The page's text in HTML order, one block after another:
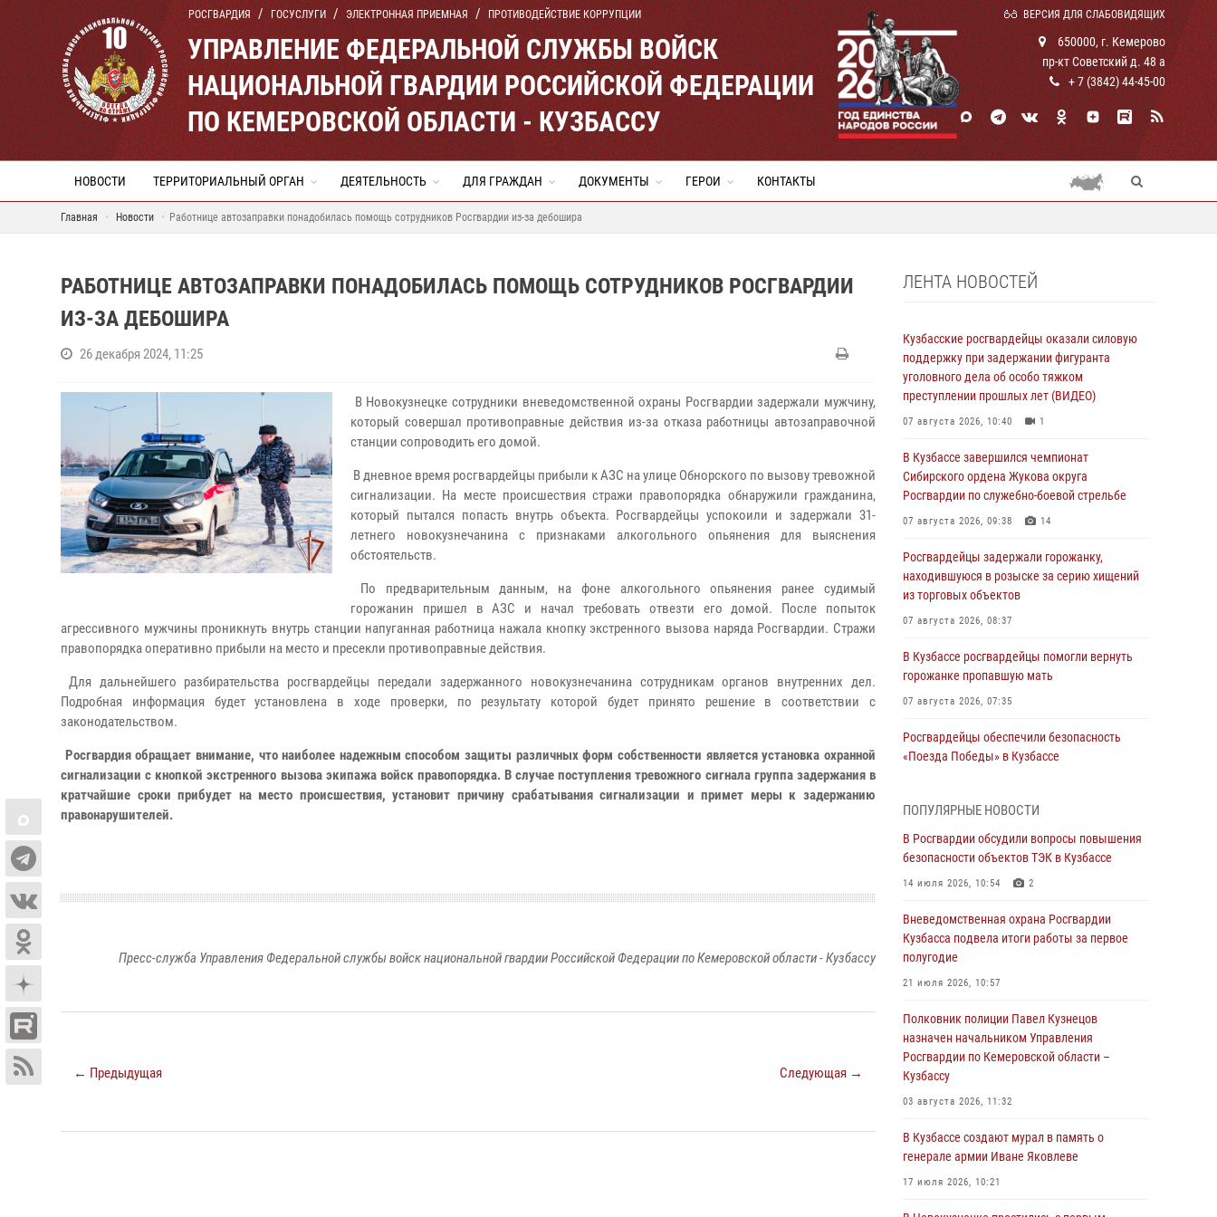
РОСГВАРДИЯ ГОСУСЛУГИ ЭЛЕКТРОННАЯ ПРИЕМНАЯ ПРОТИВОДЕЙСТВИЕ КОРРУПЦИИ ВЕРСИЯ ДЛЯ СЛАБОВИДЯЩИХ
УПРАВЛЕНИЕ ФЕДЕРАЛЬНОЙ СЛУЖБЫ ВОЙСК
НАЦИОНАЛЬНОЙ ГВАРДИИ РОССИЙСКОЙ ФЕДЕРАЦИИ
ПО КЕМЕРОВСКОЙ ОБЛАСТИ - КУЗБАССУ
650000, г. Кемерово
пр-кт Советский д. 48 а
+ 7 (3842) 44-45-00
НОВОСТИ ТЕРРИТОРИАЛЬНЫЙ ОРГАН ДЕЯТЕЛЬНОСТЬ ДЛЯ ГРАЖДАН ДОКУМЕНТЫ ГЕРОИ КОНТАКТЫ
Главная Новости Работнице автозаправки понадобилась помощь сотрудников Росгвардии из-за дебошира
РАБОТНИЦЕ АВТОЗАПРАВКИ ПОНАДОБИЛАСЬ ПОМОЩЬ СОТРУДНИКОВ РОСГВАРДИИ
ИЗ-ЗА ДЕБОШИРА
26 декабря 2024, 11:25
В Новокузнецке сотрудники вневедомственной охраны Росгвардии задержали мужчину,
который совершал противоправные действия из-за отказа работницы автозаправочной
станции сопроводить его домой.
В дневное время росгвардейцы прибыли к АЗС на улице Обнорского по вызову тревожной
сигнализации. На месте происшествия стражи правопорядка обнаружили гражданина,
который пытался попасть внутрь объекта. Росгвардейцы успокоили и задержали 31-
летнего новокузнечанина с признаками алкогольного опьянения для выяснения
обстоятельств.
По предварительным данным, на фоне алкогольного опьянения ранее судимый
горожанин пришел в АЗС и начал требовать отвезти его домой. После попыток
агрессивного мужчины проникнуть внутрь станции напуганная работница нажала кнопку экстренного вызова наряда Росгвардии. Стражи
правопорядка оперативно прибыли на место и пресекли противоправные действия.
Для дальнейшего разбирательства росгвардейцы передали задержанного новокузнечанина сотрудникам органов внутренних дел.
Подробная информация будет установлена в ходе проверки, по результату которой будет принято решение в соответствии с
законодательством.
Росгвардия обращает внимание, что наиболее надежным способом защиты различных форм собственности является установка охранной
сигнализации с кнопкой экстренного вызова экипажа войск правопорядка. В случае поступления тревожного сигнала группа задержания в
кратчайшие сроки прибудет на место происшествия, установит причину срабатывания сигнализации и примет меры к задержанию
правонарушителей.
Пресс-служба Управления Федеральной службы войск национальной гвардии Российской Федерации по Кемеровской области - Кузбассу
← Предыдущая Следующая →
ЛЕНТА НОВОСТЕЙ
Кузбасские росгвардейцы оказали силовую
поддержку при задержании фигуранта
уголовного дела об особо тяжком
преступлении прошлых лет (ВИДЕО)
07 августа 2026, 10:40 1
В Кузбассе завершился чемпионат
Сибирского ордена Жукова округа
Росгвардии по служебно-боевой стрельбе
07 августа 2026, 09:38 14
Росгвардейцы задержали горожанку,
находившуюся в розыске за серию хищений
из торговых объектов
07 августа 2026, 08:37
В Кузбассе росгвардейцы помогли вернуть
горожанке пропавшую мать
07 августа 2026, 07:35
Росгвардейцы обеспечили безопасность
«Поезда Победы» в Кузбассе
Генерал-полковник Олег Плохой поздравил
специалистов организационно-штатных
подразделений Росгвардии с
профессиональным праздником
С 1 сентября 2026 года вступает в силу новый
федеральный закон о частной охранной
Росгвардейцы задержали предполагаемого
виновника причинения ножевого ранения
кемеровчанину
06 августа 2026, 09:18
Росгвардейцы задержали мужчину,
повредившего имущество горожанки
06 августа 2026, 08:17
ПОПУЛЯРНЫЕ НОВОСТИ
В Росгвардии обсудили вопросы повышения
безопасности объектов ТЭК в Кузбассе
14 июля 2026, 10:54 2
Вневедомственная охрана Росгвардии
Кузбасса подвела итоги работы за первое
полугодие
21 июля 2026, 10:57
Полковник полиции Павел Кузнецов
назначен начальником Управления
Росгвардии по Кемеровской области –
Кузбассу
03 августа 2026, 11:32
В Кузбассе создают мурал в память о
генерале армии Иване Яковлеве
17 июля 2026, 10:21